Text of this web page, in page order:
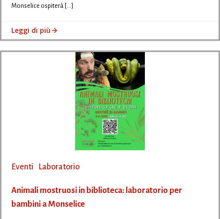
Monselice ospiterà […]
Leggi di più
Eventi Laboratorio
Animali mostruosi in biblioteca: laboratorio per
bambini a Monselice